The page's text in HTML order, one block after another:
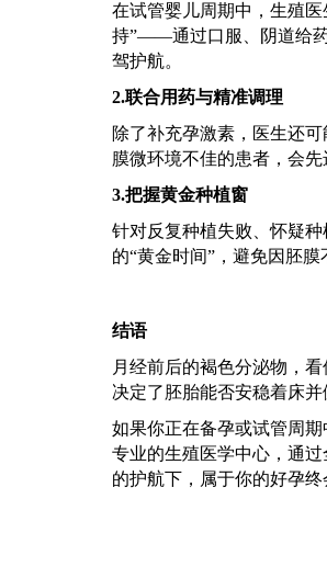
在试管婴儿周期中，生殖
持”——通过口服、阴道给
驾护航。
2.联合用药与精准调理
除了补充孕激素，医生还
膜微环境不佳的患者，会
3.把握黄金种植窗
针对反复种植失败、怀疑
的“黄金时间”，避免因胚膜
结语
月经前后的褐色分泌物，
决定了胚胎能否安稳着床并
如果你正在备孕或试管周
专业的生殖医学中心，通
的护航下，属于你的好孕终